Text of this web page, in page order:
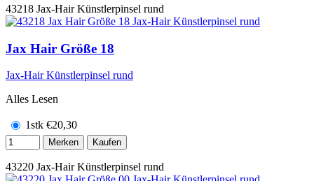
43218 Jax-Hair Künstlerpinsel rund
Jax Hair Größe 18
Jax-Hair Künstlerpinsel rund
Alles Lesen
1stk €20,30
Merken Kaufen
43220 Jax-Hair Künstlerpinsel rund